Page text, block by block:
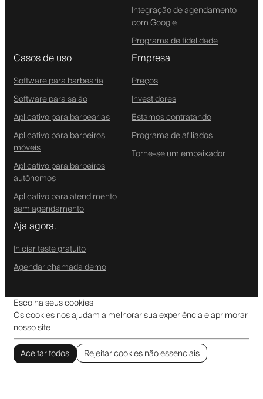
Integração de agendamento
com Google
Programa de fidelidade
Casos de uso
Software para barbearia
Software para salão
Aplicativo para barbearias
Aplicativo para barbeiros
móveis
Aplicativo para barbeiros
autônomos
Aplicativo para atendimento
sem agendamento
Empresa
Preços
Investidores
Estamos contratando
Programa de afiliados
Torne-se um embaixador
Aja agora.
Iniciar teste gratuito
Agendar chamada demo
Escolha seus cookies
Os cookies nos ajudam a melhorar sua experiência e aprimorar
nosso site
Aceitar todos
Rejeitar cookies não essenciais